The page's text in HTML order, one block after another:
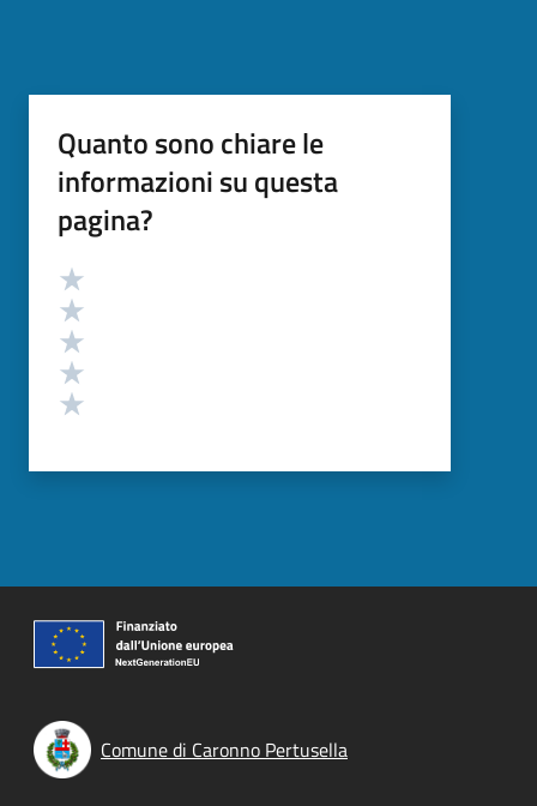
Quanto sono chiare le
informazioni su questa
pagina?
Valutazione
Comune di Caronno Pertusella